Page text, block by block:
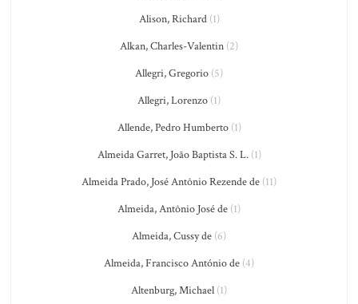
Alison, Richard(1)
Alkan, Charles-Valentin (2)
Allegri, Gregorio (5)
Allegri, Lorenzo (1)
Allende, Pedro Humberto(1)
Almeida Garret, João Baptista S. L.(1)
Almeida Prado, José Antônio Rezende de (11)
Almeida, Antônio José de (1)
Almeida, Cussy de (6)
Almeida, Francisco António de (4)
Altenburg, Michael (1)